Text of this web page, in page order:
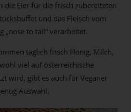
die Eier für die frisch zubereiteten
und das Fleisch vom
„nose to tail“ verarbeitet.
täglich frisch Honig, Milch,
viel auf österreichische
wird, gibt es auch für Veganer
Auswahl.